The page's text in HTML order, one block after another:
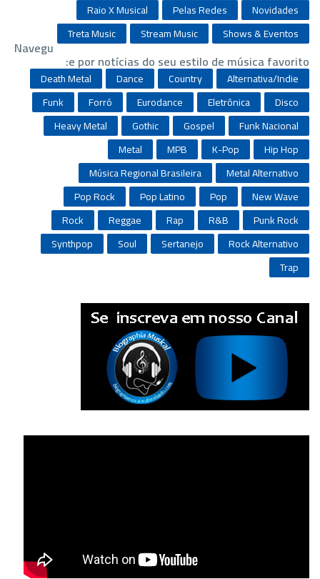
Novidades
Pelas Redes
Raio X Musical
Shows & Eventos
Stream Music
Treta Music
Navegu
e por notícias do seu estilo de música favorito:
Alternativa/Indie
Country
Dance
Death Metal
Disco
Eletrônica
Eurodance
Forró
Funk
Funk Nacional
Gospel
Gothic
Heavy Metal
Hip Hop
K-Pop
MPB
Metal
Metal Alternativo
Música Regional Brasileira
New Wave
Pop
Pop Latino
Pop Rock
Punk Rock
R&B
Rap
Reggae
Rock
Rock Alternativo
Sertanejo
Soul
Synthpop
Trap